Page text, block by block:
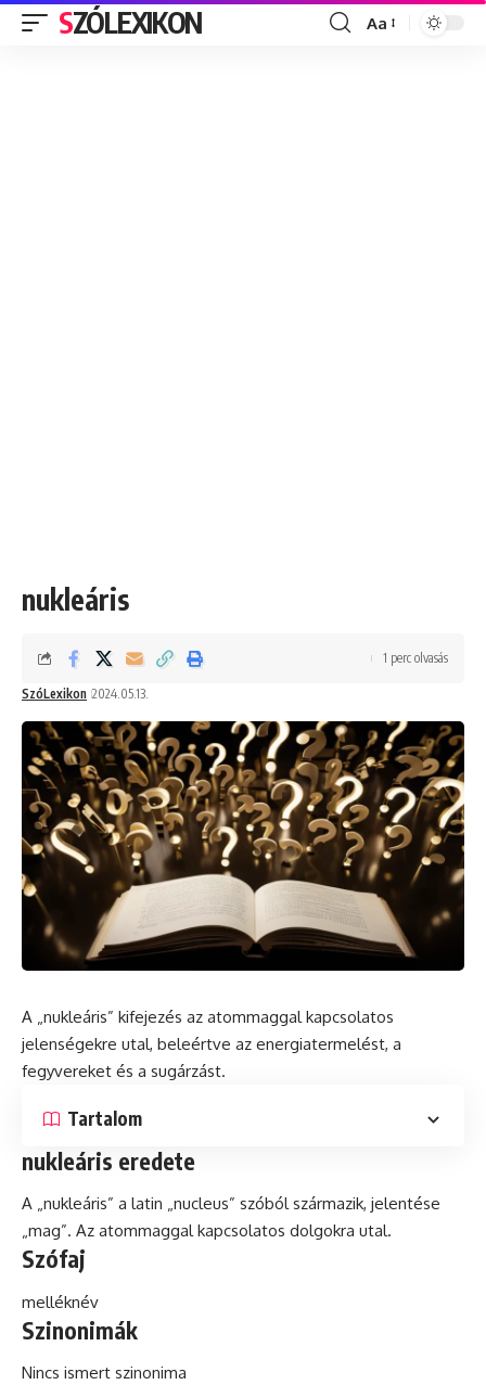
SZÓLEXIKON
Font
Aa
nukleáris
SzóLexikon 2024.05.13.
1 perc olvasás
A „nukleáris” kifejezés az atommaggal kapcsolatos
jelenségekre utal, beleértve az energiatermelést, a
fegyvereket és a sugárzást.
Tartalom
nukleáris eredete
A „nukleáris” a latin „nucleus” szóból származik, jelentése
„mag”. Az atommaggal kapcsolatos dolgokra utal.
Szófaj
melléknév
Szinonimák
Nincs ismert szinonima